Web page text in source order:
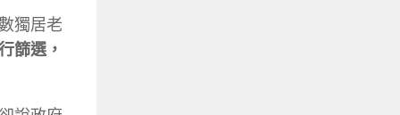
獨居老
篩選，